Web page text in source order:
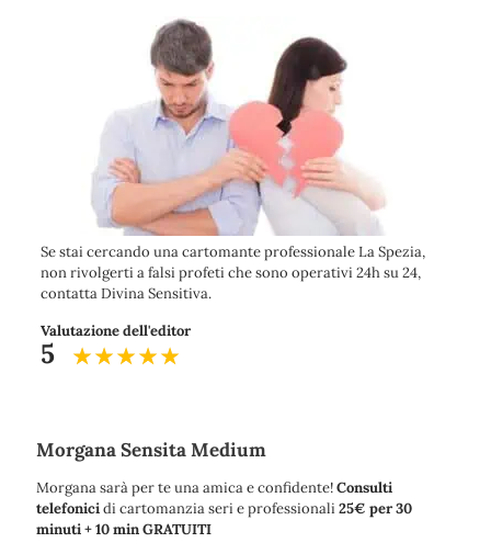
Se stai cercando una cartomante professionale La Spezia,
non rivolgerti a falsi profeti che sono operativi 24h su 24,
contatta Divina Sensitiva.
Valutazione dell'editor
5
Morgana Sensita Medium
Morgana sarà per te una amica e confidente!Consulti
telefonicidi cartomanzia seri e professionali25€ per 30
minuti + 10 min GRATUITI